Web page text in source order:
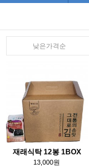
낮은가격순
재래식탁 12봉 1BOX
13,000원